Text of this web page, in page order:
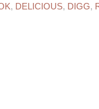
, DELICIOUS, DIGG,